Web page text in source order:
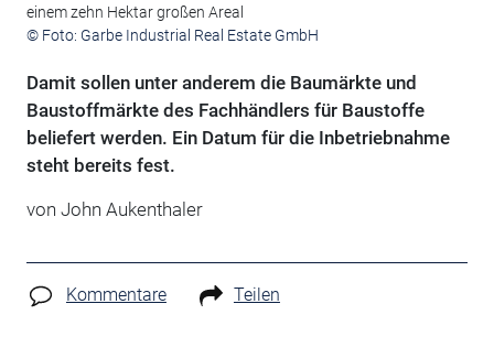
einem zehn Hektar großen Areal
© Foto: Garbe Industrial Real Estate GmbH
Damit sollen unter anderem die Baumärkte und
Baustoffmärkte des Fachhändlers für Baustoffe
beliefert werden. Ein Datum für die Inbetriebnahme
steht bereits fest.
von John Aukenthaler
Kommentare Teilen